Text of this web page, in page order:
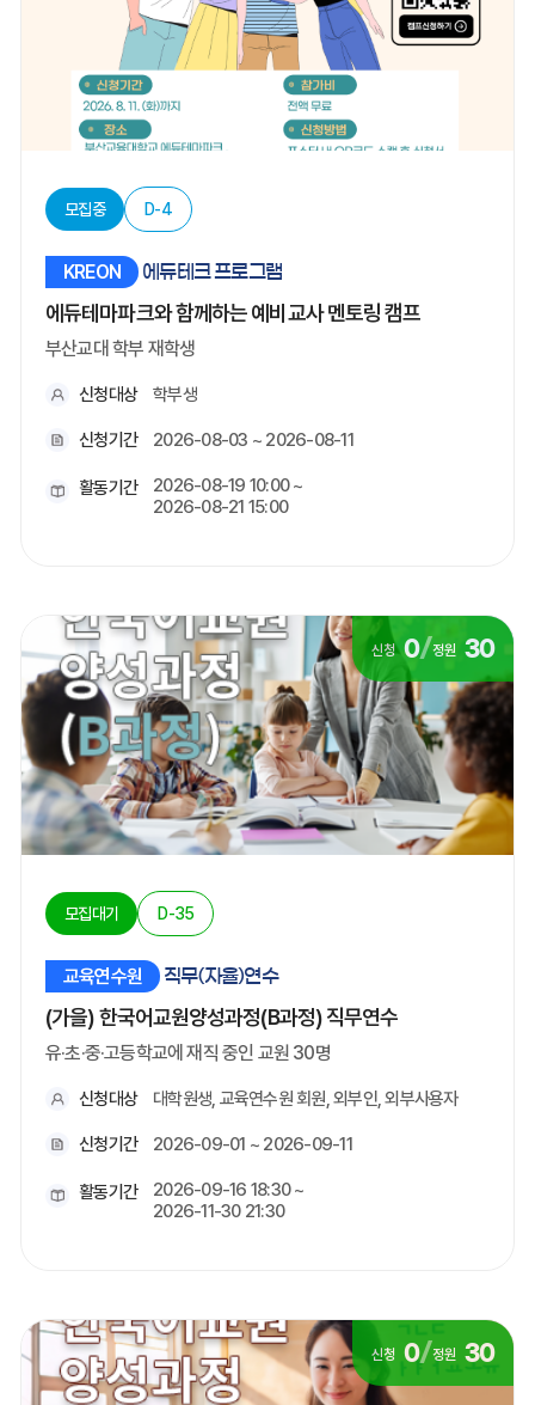
모집중 D-4
KREON 에듀테크 프로그램
에듀테마파크와 함께하는 예비교사 멘토링 캠프
부산교대 학부 재학생
신청대상 학부생
신청기간 2026-08-03 ~ 2026-08-11
활동기간
2026-08-19 10:00 ~
2026-08-21 15:00
신청 0/정원 30
모집대기 D-35
교육연수원 직무(자율)연수
(가을) 한국어교원양성과정(B과정) 직무연수
유·초·중·고등학교에 재직 중인 교원 30명
신청대상 대학원생, 교육연수원 회원, 외부인, 외부사용자
신청기간 2026-09-01 ~ 2026-09-11
활동기간
2026-09-16 18:30 ~
2026-11-30 21:30
신청 0/정원 30